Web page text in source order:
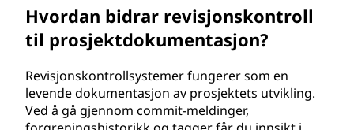
Hvordan bidrar revisjonskontroll
til prosjektdokumentasjon?
Revisjonskontrollsystemer fungerer som en
levende dokumentasjon av prosjektets utvikling.
Ved å gå gjennom commit-meldinger,